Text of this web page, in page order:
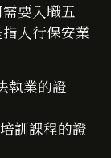
要入職五
入行保安業
執業的證
訓課程的證